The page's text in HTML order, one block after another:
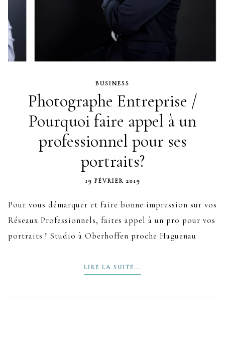
BUSINESS
Photographe Entreprise /
Pourquoi faire appel à un
professionnel pour ses
portraits?
19 FÉVRIER 2019
Pour vous démarquer et faire bonne impression sur vos
Réseaux Professionnels, faites appel à un pro pour vos
portraits ! Studio à Oberhoffen proche Haguenau
LIRE LA SUITE...